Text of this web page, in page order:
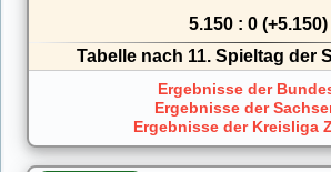
5.150 : 0 (+5.150)
Tabelle nach 11. Spieltag der
Ergebnisse der
Ergebnisse der
Ergebnisse der Kreisliga